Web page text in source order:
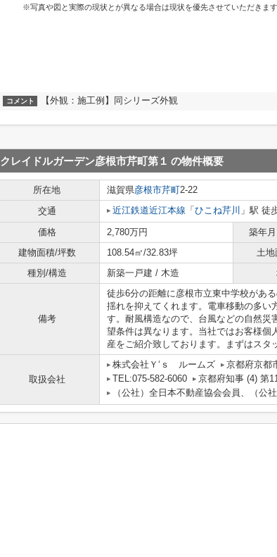
※写真や図と実際の現状とが異なる場合は現状を優先させていただきます
コメント 【外観：施工例】同シリーズ外観
クレイドルガーデン彦根市芹町第１ の物件概要
所在地 滋賀県彦根市芹町2-22
交通
近江鉄道近江本線 「 ひこね芹川 」駅 徒
価格 2,780万円 築年月
建物面積/坪数
108.54㎡/32.83坪 土地
種別/構造
新築一戸建 / 木造
備考
徒歩6分の距離に彦根市立東中学校があ
揺れを抑えてくれます。電車移動の多い
す。耐風構造なので、台風などの自然災
望条件は異なります。当社ではお客様個
産をご紹介致しております。まずはスタ
取扱会社
株式会社Ｙ‘ｓ ルームズ
京都府京都
TEL:075-582-6060
京都府知事 (4) 第
（公社）全日本不動産協会会員、（公